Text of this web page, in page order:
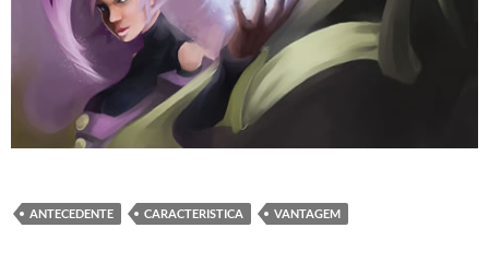
ANTECEDENTE CARACTERISTICA VANTAGEM